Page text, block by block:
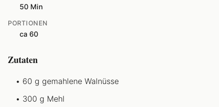
50 Min
PORTIONEN
ca 60
Zutaten
60 g gemahlene Walnüsse
300 g Mehl